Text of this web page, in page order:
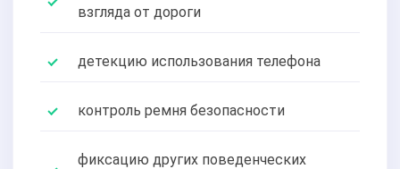
взгляда от дороги
детекцию использования телефона
контроль ремня безопасности
фиксацию других поведенческих